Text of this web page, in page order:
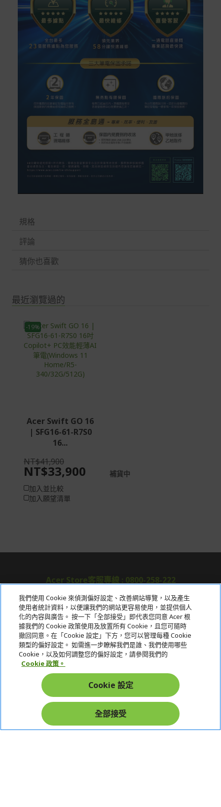
規格
評論
猜你也喜歡
最近瀏覽過的
-19%
Acer Swift GO 16
| SFG16-61-R7S0
16...
NT$33,900
NT$41,900
補貨中
加入並比較
加入願望清單
Acer Store客服專線 : 0800-258-222
關於宏碁
服務
宏碁網路商城
在社群上追蹤 Acer
我們使用 Cookie 來偵測偏好設定、改善網站導覽，以及產生
使用者統計資料，以便讓我們的網站更容易使用，並提供個人
化的內容與廣告。 按一下「全部接受」即代表您同意 Acer 根
據我們的 Cookie 政策使用及放置所有 Cookie，且您可隨時
撤回同意。在「Cookie 設定」下方，您可以管理每種 Cookie
類型的偏好設定。 如需進一步瞭解我們是誰、我們使用哪些
Cookie，以及如何調整您的偏好設定，請參閱我們的
Cookie 政策。
Cookie 設定
全部接受